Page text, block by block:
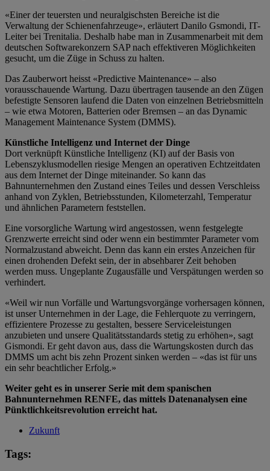
«Einer der teuersten und neuralgischsten Bereiche ist die
Verwaltung der Schienenfahrzeuge», erläutert Danilo Gsmondi, IT-
Leiter bei Trenitalia. Deshalb habe man in Zusammenarbeit mit dem
deutschen Softwarekonzern SAP nach effektiveren Möglichkeiten
gesucht, um die Züge in Schuss zu halten.
Das Zauberwort heisst «Predictive Maintenance» – also
vorausschauende Wartung. Dazu übertragen tausende an den Zügen
befestigte Sensoren laufend die Daten von einzelnen Betriebsmitteln
– wie etwa Motoren, Batterien oder Bremsen – an das Dynamic
Management Maintenance System (DMMS).
Künstliche Intelligenz und Internet der Dinge
Dort verknüpft Künstliche Intelligenz (KI) auf der Basis von
Lebenszyklusmodellen riesige Mengen an operativen Echtzeitdaten
aus dem Internet der Dinge miteinander. So kann das
Bahnunternehmen den Zustand eines Teiles und dessen Verschleiss
anhand von Zyklen, Betriebsstunden, Kilometerzahl, Temperatur
und ähnlichen Parametern feststellen.
Eine vorsorgliche Wartung wird angestossen, wenn festgelegte
Grenzwerte erreicht sind oder wenn ein bestimmter Parameter vom
Normalzustand abweicht. Denn das kann ein erstes Anzeichen für
einen drohenden Defekt sein, der in absehbarer Zeit behoben
werden muss. Ungeplante Zugausfälle und Verspätungen werden so
verhindert.
«Weil wir nun Vorfälle und Wartungsvorgänge vorhersagen können,
ist unser Unternehmen in der Lage, die Fehlerquote zu verringern,
effizientere Prozesse zu gestalten, bessere Serviceleistungen
anzubieten und unsere Qualitätsstandards stetig zu erhöhen», sagt
Gismondi. Er geht davon aus, dass die Wartungskosten durch das
DMMS um acht bis zehn Prozent sinken werden – «das ist für uns
ein sehr beachtlicher Erfolg.»
Weiter geht es in unserer Serie mit dem spanischen
Bahnunternehmen RENFE, das mittels Datenanalysen eine
Pünktlichkeitsrevolution erreicht hat.
Zukunft
Tags: